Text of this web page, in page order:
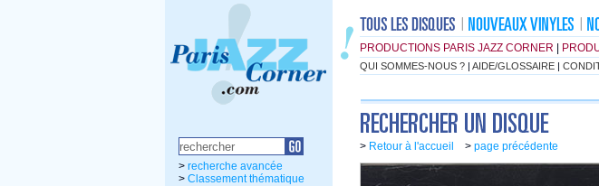
PRODUCTIONS PARIS JAZZ CORNER
QUI SOMMES-NOUS ? | AIDE/GLOSSAIRE |
> recherche avancée
> Classement thématique
> Retour à l'accueil > page précédente